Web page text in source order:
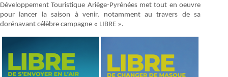
Développement Touristique Ariège-Pyrénées met tout en oeuvre
pour lancer la saison à venir, notamment au travers de sa
dorénavant célèbre campagne « LIBRE ».